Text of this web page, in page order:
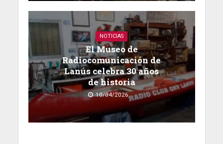
NOTICIAS
El Museo de
Radiocomunicación de
Lanús celebra 30 años
de historia
10/04/2026